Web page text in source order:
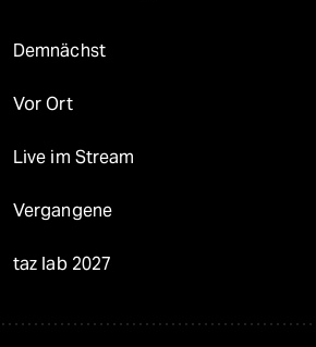
Demnächst
Vor Ort
Live im Stream
Vergangene
taz lab 2027